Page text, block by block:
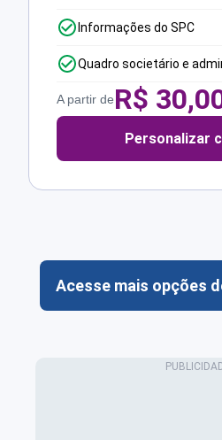
Informações do SPC
Quadro societário e
A partir deR$
Personalizar
Acesse mais opções